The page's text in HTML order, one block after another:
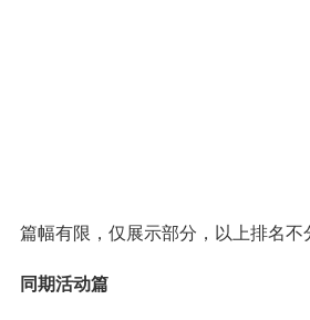
篇幅有限，仅展示部分，以上排名不
同期活动篇